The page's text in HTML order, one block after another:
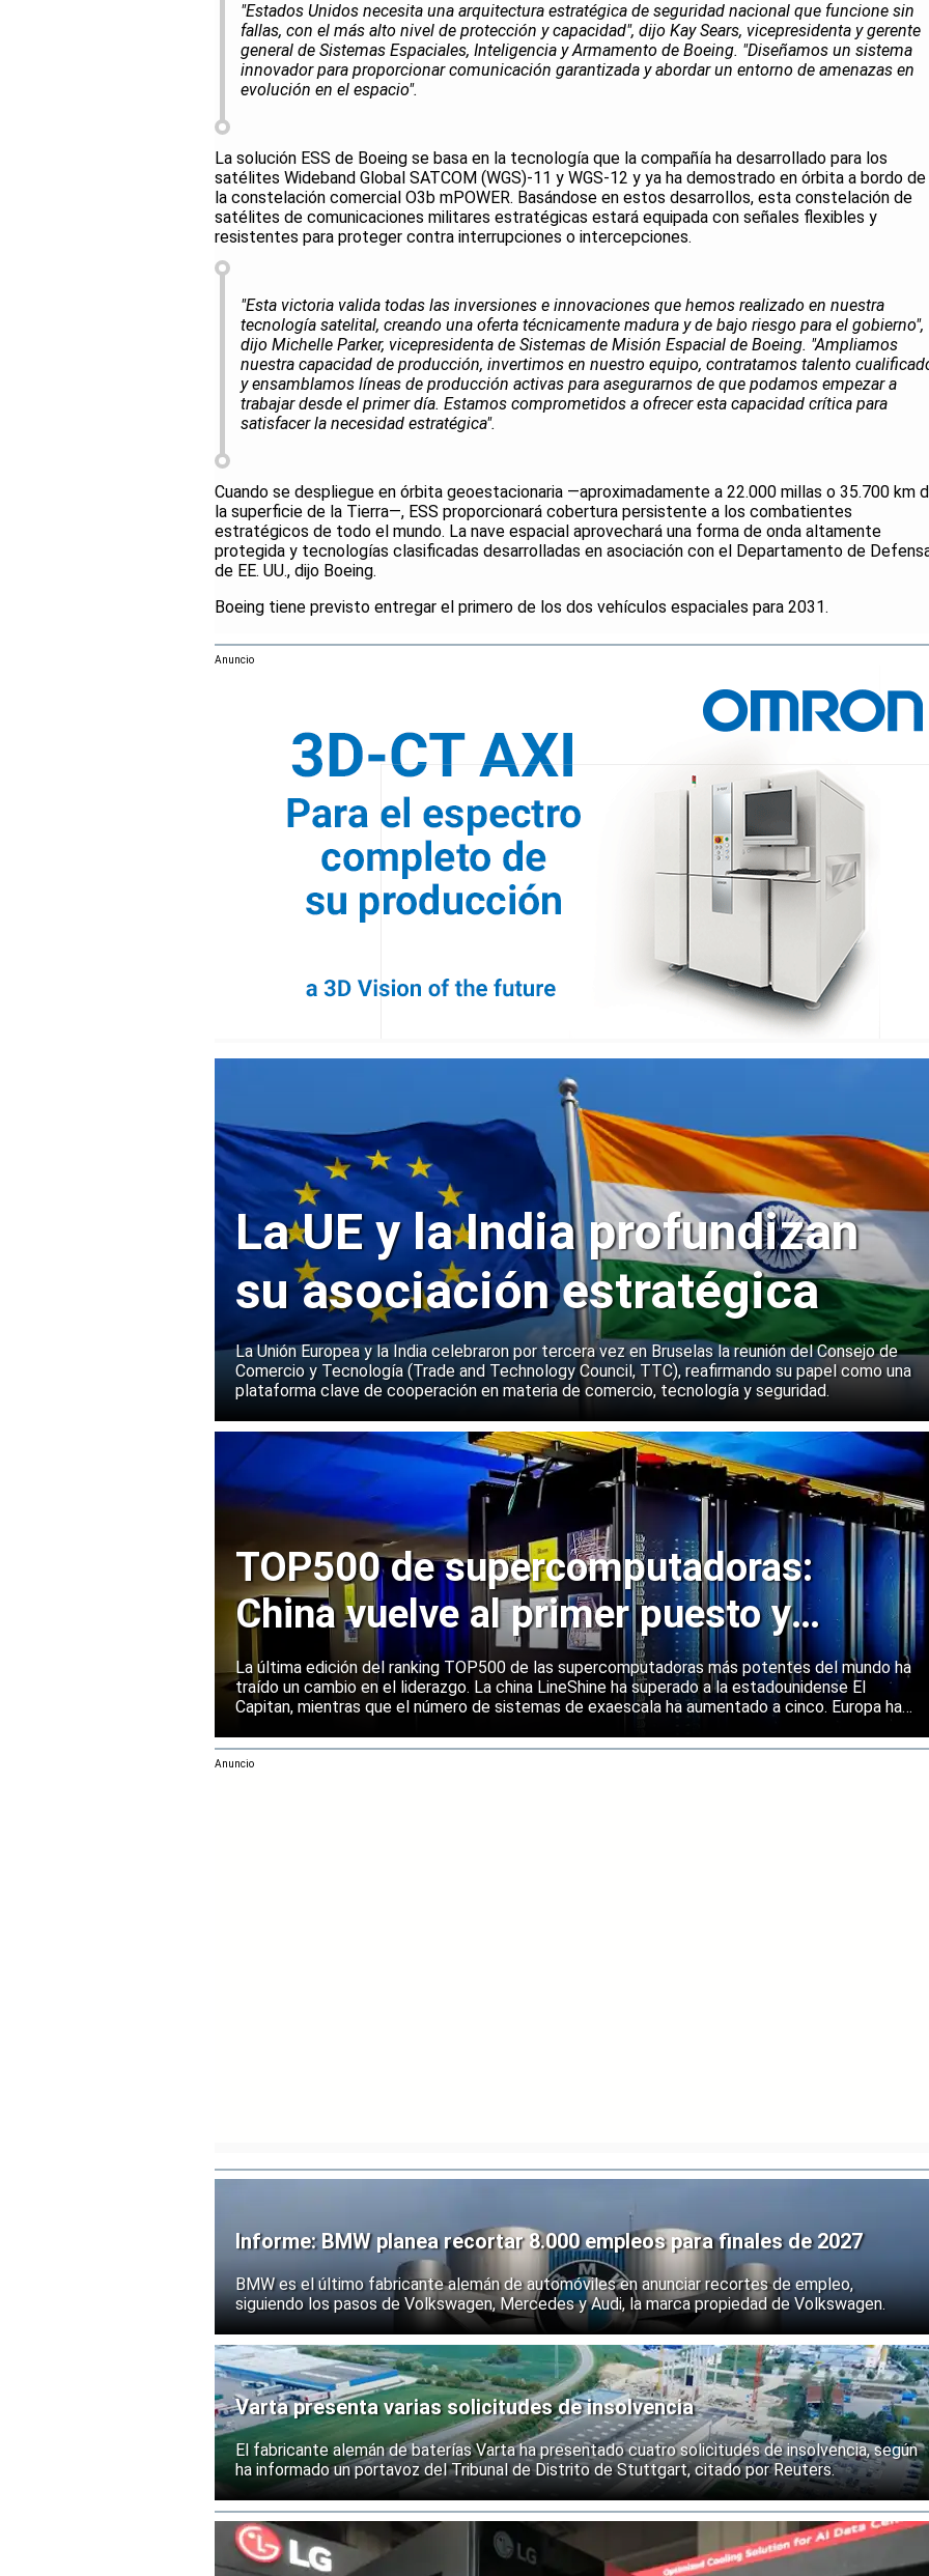
"Estados Unidos necesita una arquitectura estratégica de seguridad nacional que funcione sin
fallas, con el más alto nivel de protección y capacidad", dijo Kay Sears, vicepresidenta y gerente
general de Sistemas Espaciales, Inteligencia y Armamento de Boeing. "Diseñamos un sistema
innovador para proporcionar comunicación garantizada y abordar un entorno de amenazas en
evolución en el espacio".
La solución ESS de Boeing se basa en la tecnología que la compañía ha desarrollado para los
satélites Wideband Global SATCOM (WGS)-11 y WGS-12 y ya ha demostrado en órbita a bordo de
la constelación comercial O3b mPOWER. Basándose en estos desarrollos, esta constelación de
satélites de comunicaciones militares estratégicas estará equipada con señales flexibles y
resistentes para proteger contra interrupciones o intercepciones.
"Esta victoria valida todas las inversiones e innovaciones que hemos realizado en nuestra
tecnología satelital, creando una oferta técnicamente madura y de bajo riesgo para el gobierno",
dijo Michelle Parker, vicepresidenta de Sistemas de Misión Espacial de Boeing. "Ampliamos
nuestra capacidad de producción, invertimos en nuestro equipo, contratamos talento
y ensamblamos líneas de producción activas para asegurarnos de que podamos empezar a
trabajar desde el primer día. Estamos comprometidos a ofrecer esta capacidad crítica para
satisfacer la necesidad estratégica".
Cuando se despliegue en órbita geoestacionaria —aproximadamente a 22.000 millas o 35.700 km
la superficie de la Tierra—, ESS proporcionará cobertura persistente a los combatientes
estratégicos de todo el mundo. La nave espacial aprovechará una forma de onda altamente
protegida y tecnologías clasificadas desarrolladas en asociación con el Departamento de
de EE. UU., dijo Boeing.
Boeing tiene previsto entregar el primero de los dos vehículos espaciales para 2031.
Anuncio
La UE y la India profundizan
su asociación estratégica
La Unión Europea y la India celebraron por tercera vez en Bruselas la reunión del Consejo de
Comercio y Tecnología (Trade and Technology Council, TTC), reafirmando su papel como una
plataforma clave de cooperación en materia de comercio, tecnología y seguridad.
TOP500 de supercomputadoras:
China vuelve al primer puesto y
Europa mantiene una posición sólida
La última edición del ranking TOP500 de las supercomputadoras más potentes del mundo ha
traído un cambio en el liderazgo. La china LineShine ha superado a la estadounidense El
Capitan, mientras que el número de sistemas de exaescala ha aumentado a cinco. Europa ha
rendimiento.
Anuncio
Informe: BMW planea recortar 8.000 empleos para finales de 2027
BMW es el último fabricante alemán de automóviles en anunciar recortes de empleo,
siguiendo los pasos de Volkswagen, Mercedes y Audi, la marca propiedad de Volkswagen.
Varta presenta varias solicitudes de insolvencia
El fabricante alemán de baterías Varta ha presentado cuatro solicitudes de insolvencia, según
ha informado un portavoz del Tribunal de Distrito de Stuttgart, citado por Reuters.